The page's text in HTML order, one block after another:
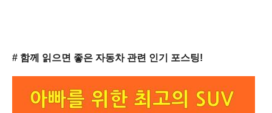
# 함께 읽으면 좋은 자동차 관련 인기 포스팅!